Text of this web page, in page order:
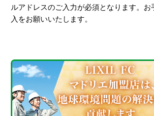
ルアドレスのご入力が必須となります。お
入をお願いいたします。